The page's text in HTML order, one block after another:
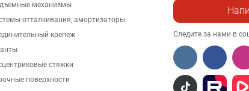
механизмы
отталкивания, амортизаторы
крепеж
стяжки
поверхности
Следите за нами в